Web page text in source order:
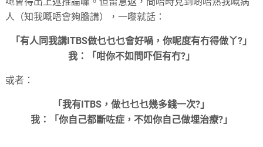
人（知我嘅唔會夠膽講），一嚟就話：
「有人同我講ITBS做乜乜乜會好喎，你呢度有冇得做丫?」
我：「咁你不如問吓佢有冇?」
或者：
「我有ITBS，做乜乜乜幾多錢一次?」
我：「你自己都斷咗症，不如你自己做埋治療?」